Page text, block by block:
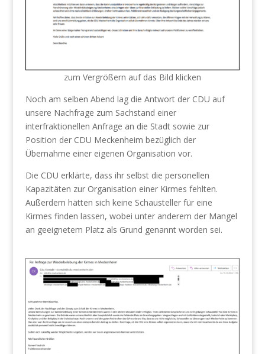
zum Vergrößern auf das Bild klicken
Noch am selben Abend lag die Antwort der CDU auf
unsere Nachfrage zum Sachstand einer
interfraktionellen Anfrage an die Stadt sowie zur
Position der CDU Meckenheim bezüglich der
Übernahme einer eigenen Organisation vor.
Die CDU erklärte, dass ihr selbst die personellen
Kapazitäten zur Organisation einer Kirmes fehlten.
Außerdem hätten sich keine Schausteller für eine
Kirmes finden lassen, wobei unter anderem der Mangel
an geeignetem Platz als Grund genannt worden sei.